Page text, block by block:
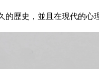
的歷史，並且在現代的